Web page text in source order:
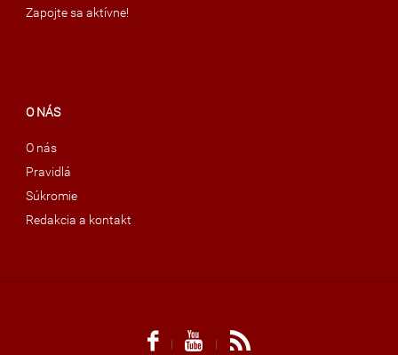
Zapojte sa aktívne!
O NÁS
O nás
Pravidlá
Súkromie
Redakcia a kontakt